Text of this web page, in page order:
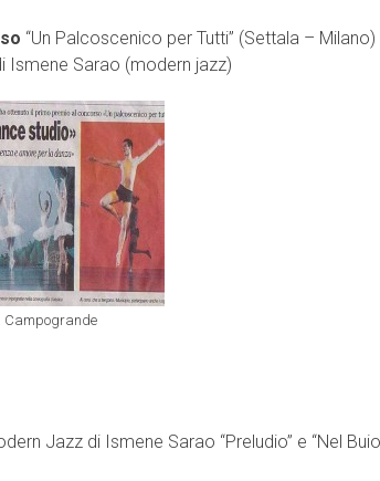
“Un Palcoscenico per Tutti” (Settala – Milano)
Ismene Sarao (modern jazz)
Campogrande
Jazz di Ismene Sarao “Preludio” e “Nel